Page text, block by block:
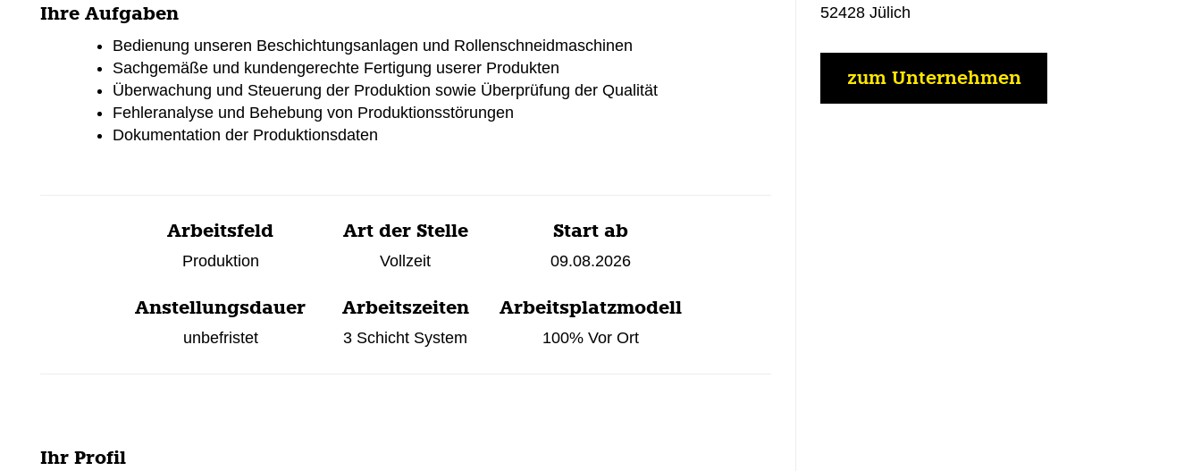
Ihre Aufgaben
Bedienung unseren Beschichtungsanlagen und Rollenschneidmaschinen
Sachgemäße und kundengerechte Fertigung userer Produkten
Überwachung und Steuerung der Produktion sowie Überprüfung der Qualität
Fehleranalyse und Behebung von Produktionsstörungen
Dokumentation der Produktionsdaten
Arbeitsfeld
Produktion
Art der Stelle
Vollzeit
Start ab
09.08.2026
Anstellungsdauer
unbefristet
Arbeitszeiten
3 Schicht System
Arbeitsplatzmodell
100% Vor Ort
Ihr Profil
52428 Jülich
zum Unternehmen